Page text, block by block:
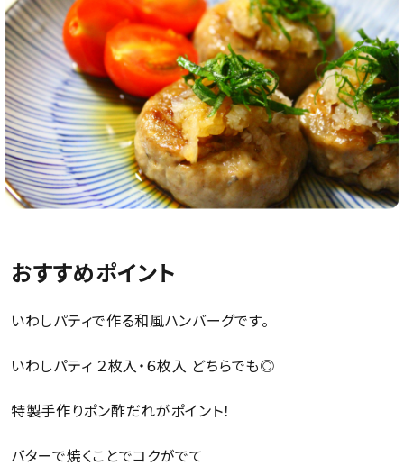
季節限定
贈り物
おすすめポイント
いわしパティで作る和風ハンバーグです。
いわしパティ ２枚入・６枚入 どちらでも◎
特製手作りポン酢だれがポイント！
バターで焼くことでコクがでて